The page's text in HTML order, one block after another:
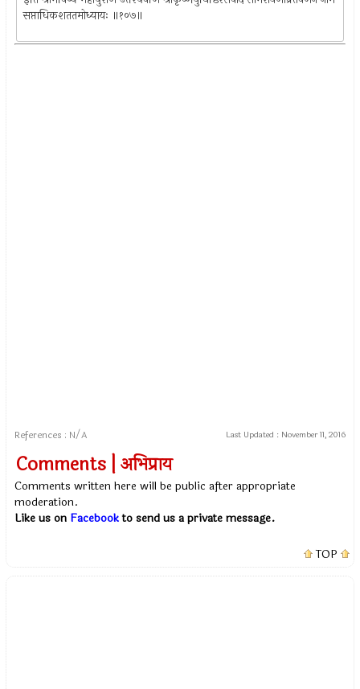
सप्ताधिकशततमोध्यायः ॥१०७॥
References : N/A Last Updated : November 11, 2016
Comments | अभिप्राय
Comments written here will be public after appropriate
moderation.
Like us on Facebookto send us a private message.
TOP